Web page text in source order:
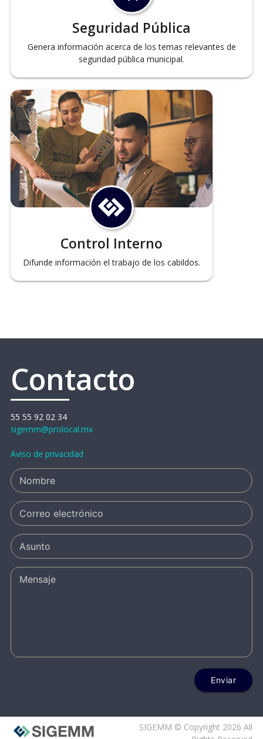
Seguridad Pública
Genera información acerca de los temas relevantes de
seguridad pública municipal.
Control Interno
Difunde información el trabajo de los cabildos.
Contacto
55 55 92 02 34
sigemm@prolocal.mx
Aviso de privacidad
Enviar
SIGEMM © Copyright 2026 All